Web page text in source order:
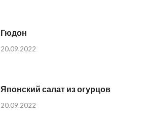
Гюдон
20.09.2022
Японский салат из огурцов
20.09.2022